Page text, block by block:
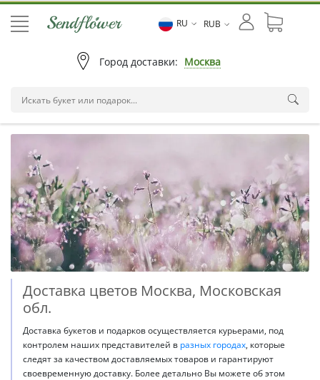
RU RUB
Город доставки: Москва
Доставка цветов Москва, Московская
обл.
Доставка букетов и подарков осуществляется курьерами, под
контролем наших представителей в разных городах, которые
следят за качеством доставляемых товаров и гарантируют
своевременную доставку. Более детально Вы можете об этом